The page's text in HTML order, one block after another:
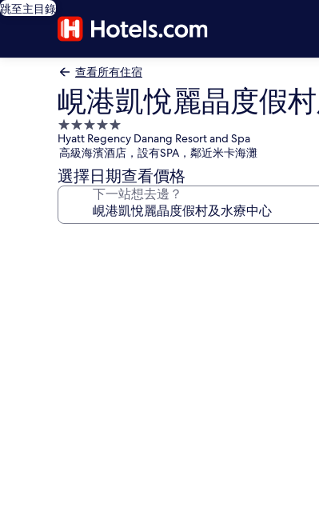
跳至主目錄
查看所有住宿
峴港凱悅麗晶度假
5.0
星
級
住
宿
Hyatt Regency Danang Resort and Spa
高級海濱酒店，設有SPA，鄰近米卡海灘
選擇日期查看價格
下一站想去邊？